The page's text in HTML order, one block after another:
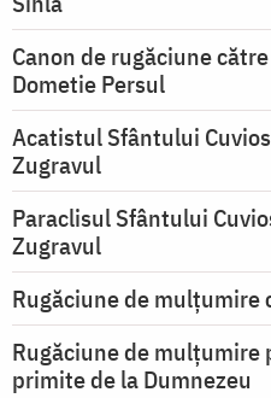
Canon de rugăciune
Dometie Persul
Acatistul Sfântului
Zugravul
Paraclisul Sfântului
Zugravul
Rugăciune de mulţumire
Rugăciune de
primite de la Dumnezeu